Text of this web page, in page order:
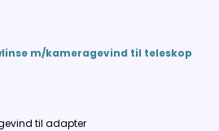
m/kameragevind til teleskop
til adapter